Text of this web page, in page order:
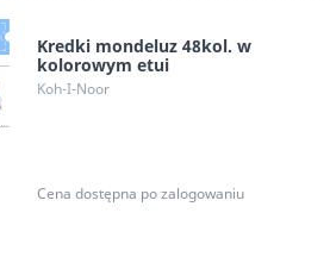
Kredki mondeluz 48kol. w
kolorowym etui
Koh-I-Noor
Cena dostępna po zalogowaniu